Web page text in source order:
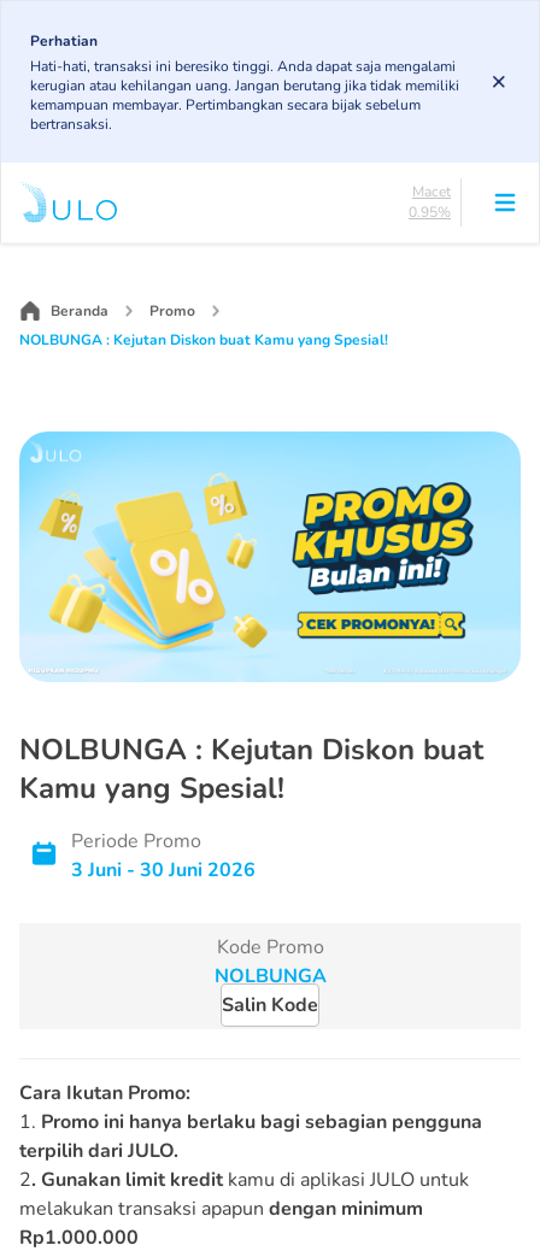
main
content
Perhatian
Hati-hati, transaksi ini beresiko tinggi. Anda dapat saja mengalami
kerugian atau kehilangan uang. Jangan berutang jika tidak memiliki
kemampuan membayar. Pertimbangkan secara bijak sebelum
bertransaksi.
5.97%
KL
4.91%
Macet
0.95%
Macet
Beranda
Promo
NOLBUNGA : Kejutan Diskon buat Kamu yang Spesial!
NOLBUNGA : Kejutan Diskon buat
Kamu yang Spesial!
Periode Promo
3 Juni - 30 Juni 2026
Kode Promo
Salin Kode
Cara Ikutan Promo:
1. Promo ini hanya berlaku bagi sebagian pengguna
terpilih dari JULO.
2. Gunakan limit kreditkamu di aplikasi JULO untuk
melakukan transaksi apapun dengan minimum
Rp1.000.000